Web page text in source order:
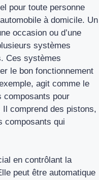
pour toute personne
à domicile. Un
occasion ou d’une
systèmes
Ces systèmes
le bon fonctionnement
agit comme le
pour
Il comprend des pistons,
composants qui
en contrôlant la
peut être automatique